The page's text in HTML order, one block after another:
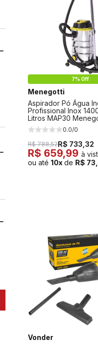
7% Off
Menegotti
Aspirador Pó Água
Profissional Inox
Litros MAP30
0.0/0
R$ 788,52R$ 733,32
R$ 659,99 à
ou até 10x de R$
Vonder